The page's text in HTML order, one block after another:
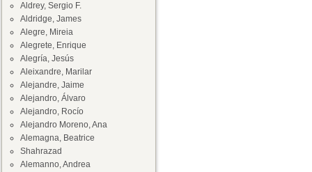
Aldrey, Sergio F.
Aldridge, James
Alegre, Mireia
Alegrete, Enrique
Alegría, Jesús
Aleixandre, Marilar
Alejandre, Jaime
Alejandro, Álvaro
Alejandro, Rocío
Alejandro Moreno, Ana
Alemagna, Beatrice
Shahrazad
Alemanno, Andrea